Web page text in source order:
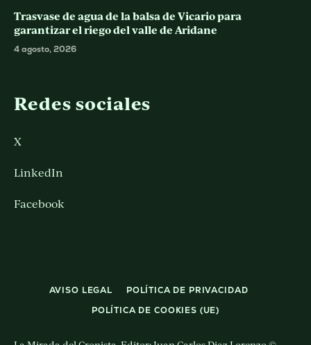
Trasvase de agua de la balsa de Vicario para
garantizar el riego del valle de Aridane
4 agosto, 2026
Redes sociales
X
LinkedIn
Facebook
AVISO LEGAL
POLÍTICA DE PRIVACIDAD
POLÍTICA DE COOKIES (UE)